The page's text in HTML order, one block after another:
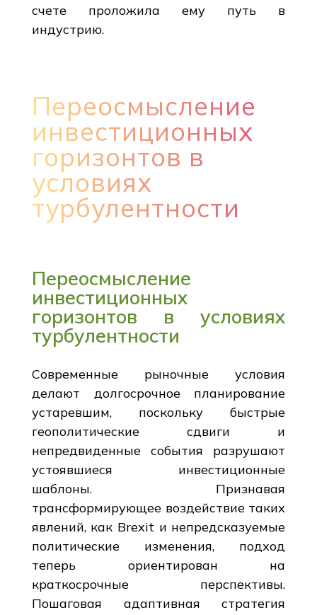
счете проложила ему путь в
индустрию.
Переосмысление
инвестиционных
горизонтов в
условиях
турбулентности
Переосмысление
инвестиционных
горизонтов в условиях
турбулентности
Современные рыночные условия
делают долгосрочное планирование
устаревшим, поскольку быстрые
геополитические сдвиги и
непредвиденные события разрушают
устоявшиеся инвестиционные
шаблоны. Признавая
трансформирующее воздействие таких
явлений, как Brexit и непредсказуемые
политические изменения, подход
теперь ориентирован на
краткосрочные перспективы.
Пошаговая адаптивная стратегия